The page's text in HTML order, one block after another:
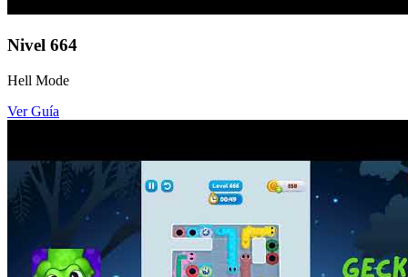
Nivel 664
Hell Mode
Ver Guía